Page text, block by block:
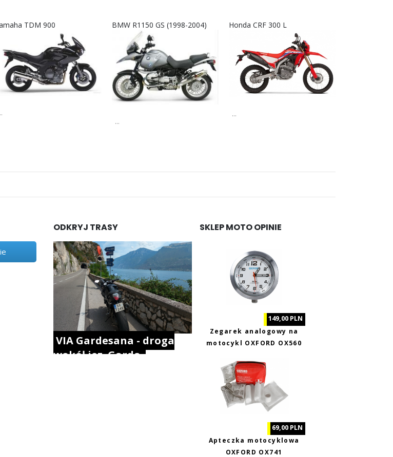
TDM 900 BMW R1150 GS (1998-2004)
...
Honda CRF 300 L
...
ODKRYJ TRASY
VIA Gardesana - droga
wokół jez. Garda.
SKLEP MOTO OPINIE
149,00 PLN
Zegarek analogowy na
motocykl OXFORD OX560
69,00 PLN
Apteczka motocyklowa
OXFORD OX741